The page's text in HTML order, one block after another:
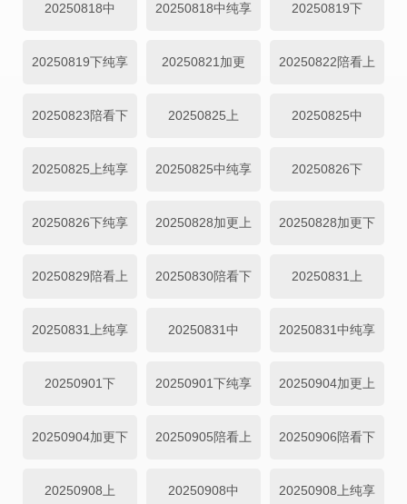
20250818中 20250818中纯享 20250819下
20250819下纯享 20250821加更 20250822陪看上
20250823陪看下 20250825上 20250825中
20250825上纯享 20250825中纯享 20250826下
20250826下纯享 20250828加更上 20250828加更下
20250829陪看上 20250830陪看下 20250831上
20250831上纯享 20250831中 20250831中纯享
20250901下 20250901下纯享 20250904加更上
20250904加更下 20250905陪看上 20250906陪看下
20250908上 20250908中 20250908上纯享